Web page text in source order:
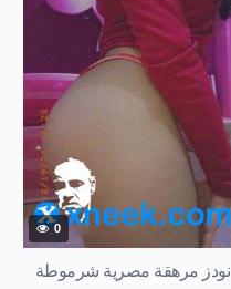
0
نودز مرهقة مصرية شرموطة